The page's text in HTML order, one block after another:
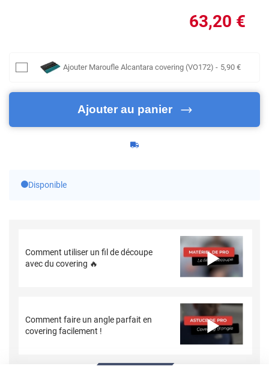
63,20 €
Ajouter Maroufle Alcantara covering (VO172) - 5,90 €
Ajouter au panier
Disponible
Comment utiliser un fil de découpe
avec du covering 🔥
Comment faire un angle parfait en
covering facilement !